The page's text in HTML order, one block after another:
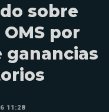
sobre
por
ganancias
11:28